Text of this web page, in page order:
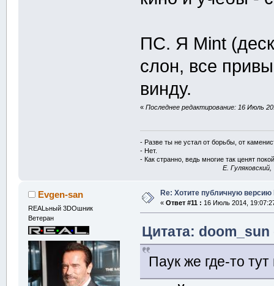
ПС. Я Mint
слон, все
винду.
«Последнее редактирование: 16 Июль
- Разве ты не устал от борьбы, от
- Нет.
- Как странно, ведь многие так ценят
E.
Evgen-san
REALьный 3DOшник
Ветеран
Re: Хотите публичную версию
« Ответ #11 : 16 Июль 2014,
Цитата:
Паук же где-то